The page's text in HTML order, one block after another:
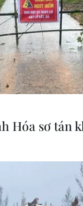
Hóa sơ tán